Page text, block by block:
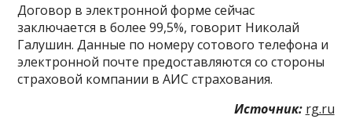
Договор в электронной форме сейчас
заключается в более 99,5%, говорит Николай
Галушин. Данные по номеру сотового телефона и
электронной почте предоставляются со стороны
страховой компании в АИС страхования.
Источник: rg.ru